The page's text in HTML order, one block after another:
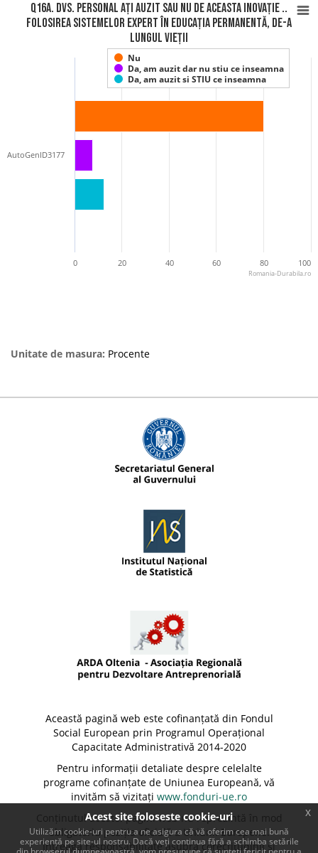
Q16A. Dvs. personal ați auzit sau nu de aceasta inovație ..
Folosirea sistemelor expert în educația permanentă, de-a
lungul vieții
Nu
Da, am auzit dar nu stiu ce inseamna
Da, am auzit si STIU ce inseamna
AutoGenID3177
0 20 40 60 80 100
Romania-Durabila.ro
Unitate de masura: Procente
Această pagină web este cofinanțată din Fondul
Social European prin Programul Operațional
Capacitate Administrativă 2014-2020
Pentru informații detaliate despre celelalte
programe cofinanțate de Uniunea Europeană, vă
invităm să vizitați www.fonduri-ue.ro
Conținutul acestei pagini web nu reprezintă în mod
obligatoriu poziția oficială a Uniunii Europene.
Întreaga responsabilitate asupra corectitudinii și
Acest site foloseste cookie-uri
Utilizăm cookie-uri pentru a ne asigura că vă oferim cea mai bună
experiență pe site-ul nostru. Dacă veți continua fără a schimba setările
x